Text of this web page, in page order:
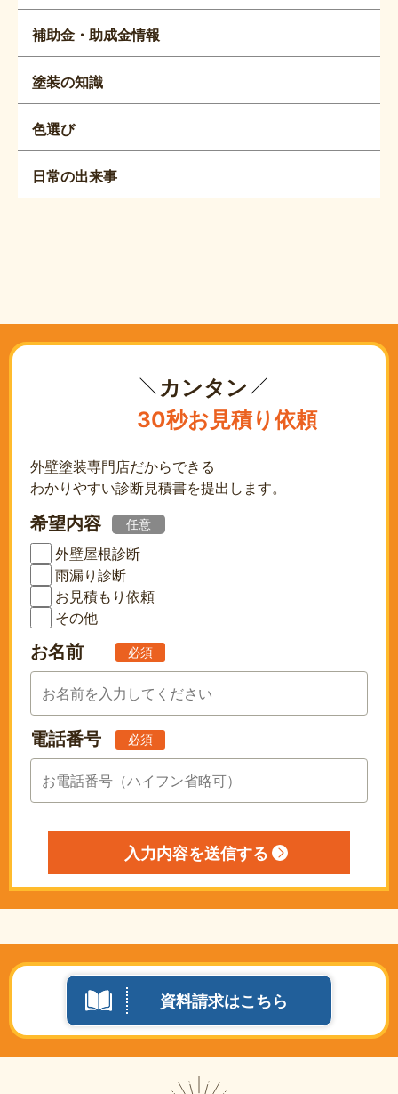
補助金・助成金情報
塗装の知識
色選び
日常の出来事
カンタン
30秒お見積り依頼
外壁塗装専門店だからできる
わかりやすい診断見積書を提出します。
希望内容 任意
外壁屋根診断
雨漏り診断
お見積もり依頼
その他
お名前 必須
電話番号 必須
資料請求はこちら